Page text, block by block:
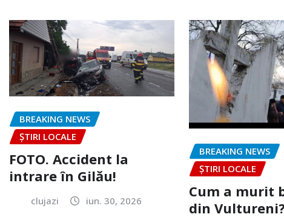
BREAKING NEWS
ȘTIRI LOCALE
FOTO. Accident la
intrare în Gilău!
clujazi iun. 30, 2026
BREAKING NEWS
ȘTIRI LOCALE
Cum a murit
din